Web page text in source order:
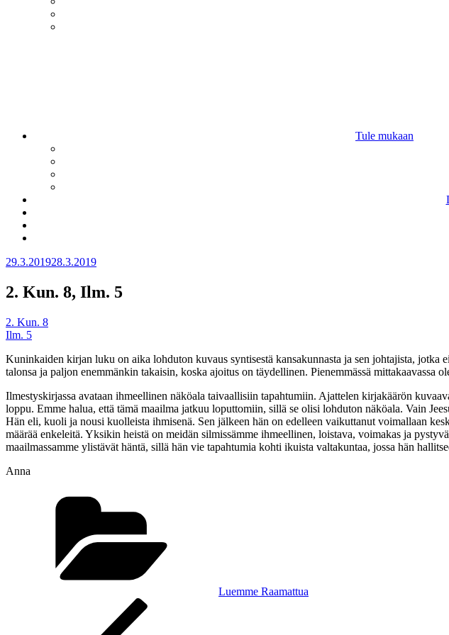
Tule mukaan
Julkaistu
29.3.201928.3.2019
2. Kun. 8, Ilm. 5
2. Kun. 8
Ilm. 5
Kuninkaiden kirjan luku on aika lohduton kuvaus syntisestä kansakunnasta ja sen johtajista, jotka
talonsa ja paljon enemmänkin takaisin, koska ajoitus on täydellinen. Pienemmässä
Ilmestyskirjassa avataan ihmeellinen näköala taivaallisiin tapahtumiin. Ajattelen kirjakäärön
loppu. Emme halua, että tämä maailma jatkuu loputtomiin, sillä se olisi lohduton näköala. Vain
Hän eli, kuoli ja nousi kuolleista ihmisenä. Sen jälkeen hän on edelleen vaikuttanut voimallaan
määrää enkeleitä. Yksikin heistä on meidän silmissämme ihmeellinen, loistava, voimakas ja
maailmassamme ylistävät häntä, sillä hän vie tapahtumia kohti ikuista valtakuntaa, jossa hän
Anna
Luemme Raamattua